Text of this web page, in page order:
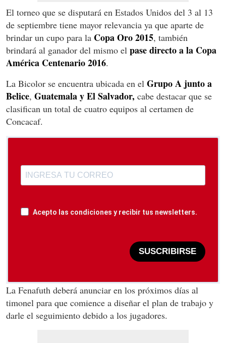
El torneo que se disputará en Estados Unidos del 3 al 13
de septiembre tiene mayor relevancia ya que aparte de
brindar un cupo para la Copa Oro 2015, también
brindará al ganador del mismo el pase directo a la Copa
América Centenario 2016.
La Bicolor se encuentra ubicada en el Grupo A junto a
Belice, Guatemala y El Salvador, cabe destacar que se
clasifican un total de cuatro equipos al certamen de
Concacaf.
Acepto las condiciones y recibir tus newsletters.
SUSCRIBIRSE
La Fenafuth deberá anunciar en los próximos días al
timonel para que comience a diseñar el plan de trabajo y
darle el seguimiento debido a los jugadores.